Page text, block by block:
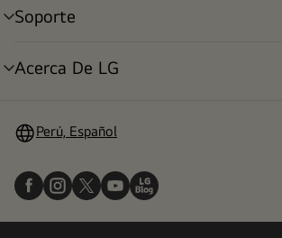
Soporte
alternar
Acerca De LG
alternar
Perú, Español